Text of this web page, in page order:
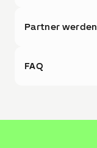
Partner werden
FAQ